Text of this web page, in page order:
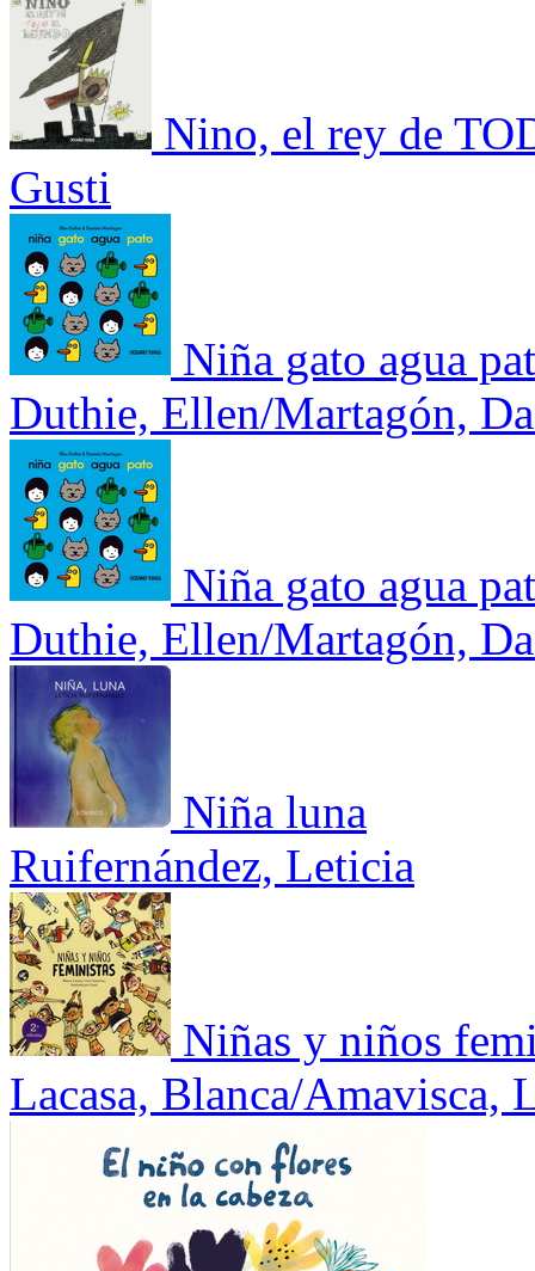
Nino, el rey de
Gusti
Niña gato agua
Duthie, Ellen/Martagón,
Niña gato agua
Duthie, Ellen/Martagón,
Niña luna
Ruifernández, Leticia
Niñas y niños
Lacasa, Blanca/Amavisca,